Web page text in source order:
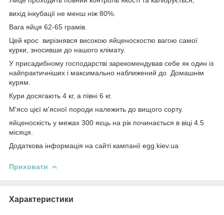
вихід інкубації не менш ніж 80%.
Вага яйця 62-65 грамів.
Цей крос вирізнявся високою яйценоскостю вагою самої
курки, зносивши до нашого клімату.
У присадибному господарстві зарекомендував себе як один із
найпрактичніших і максимально наближений до Домашнім
курям.
Кури досягають 4 кг, а півні 6 кг.
М'ясо цієї м'ясної породи належить до вищого сорту.
яйценоскість у межах 300 яєць на рік починається в віці 4.5
місяця.
Додаткова інформація на сайті кампанії egg.kiev.ua
Приховати
Характеристики